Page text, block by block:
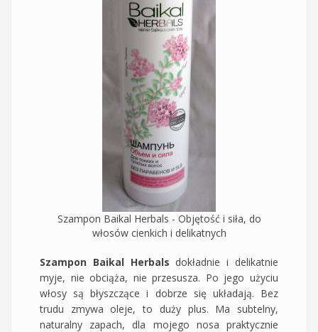
Szampon Baikal Herbals - Objętość i siła, do
włosów cienkich i delikatnych
Szampon Baikal Herbals dokładnie i delikatnie
myje, nie obciąża, nie przesusza. Po jego użyciu
włosy są błyszczące i dobrze się układają. Bez
trudu zmywa oleje, to duży plus. Ma subtelny,
naturalny zapach, dla mojego nosa praktycznie